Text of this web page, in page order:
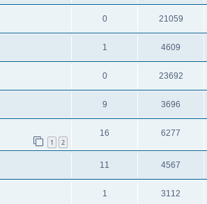
0 21059
1 4609
0 23692
9 3696
1 2
16 6277
11 4567
1 3112